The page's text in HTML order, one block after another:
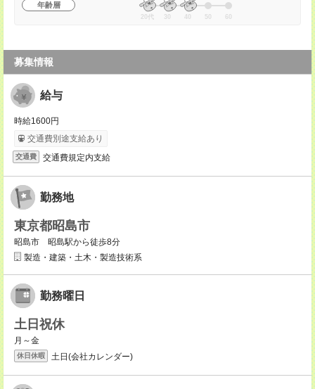
年齢層
20代 30 40 50 60
募集情報
給与
時給1600円
交通費別途支給あり
交通費 交通費規定内支給
勤務地
東京都昭島市
昭島市 昭島駅から徒歩8分
製造・建築・土木・製造技術系
勤務曜日
土日祝休
月～金
休日休暇 土日(会社カレンダー)